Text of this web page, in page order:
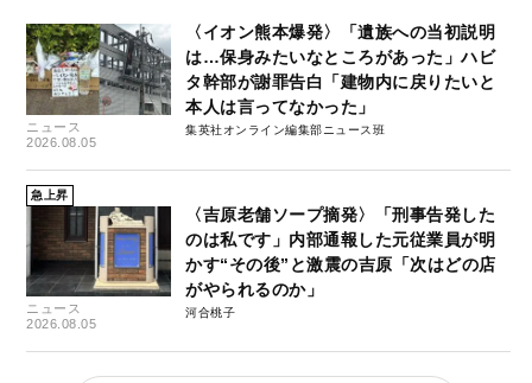
ニュース
2026.08.05
〈イオン熊本爆発〉「遺族への当初説明
は…保身みたいなところがあった」ハビ
タ幹部が謝罪告白「建物内に戻りたいと
本人は言ってなかった」
集英社オンライン編集部ニュース班
急上昇
ニュース
2026.08.05
〈吉原老舗ソープ摘発〉「刑事告発した
のは私です」内部通報した元従業員が明
かす“その後”と激震の吉原「次はどの店
がやられるのか」
河合桃子